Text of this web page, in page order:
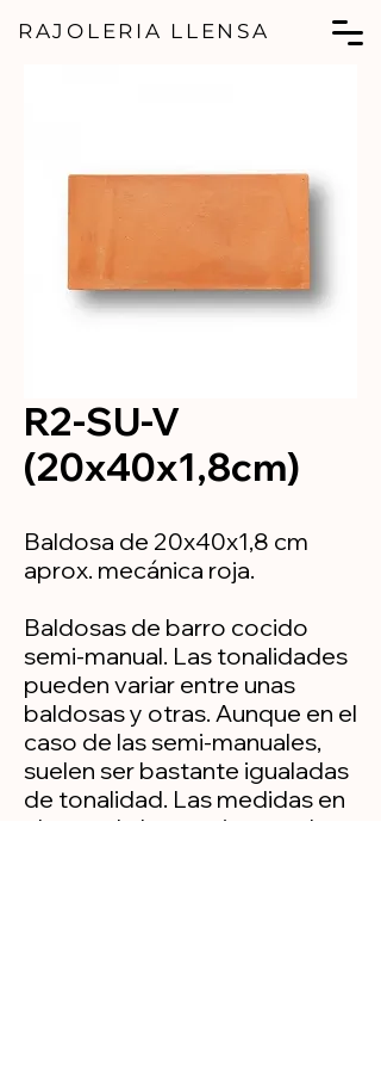
RAJOLERIA LLENSA
R2-SU-V
(20x40x1,8cm)
Baldosa de 20x40x1,8 cm
aprox. mecánica roja.
Baldosas de barro cocido
semi-manual. Las tonalidades
pueden variar entre unas
baldosas y otras. Aunque en el
caso de las semi-manuales,
suelen ser bastante igualadas
de tonalidad. Las medidas en
el caso de las semi-manuales,